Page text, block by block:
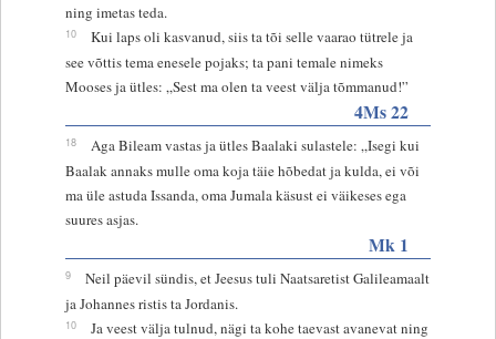
ning imetas teda.
10
Kui laps oli kasvanud, siis ta tõi selle vaarao tütrele ja
see võttis tema enesele pojaks; ta pani temale nimeks
Mooses ja ütles: „Sest ma olen ta veest välja tõmmanud!”
4Ms 22
18
Aga Bileam vastas ja ütles Baalaki sulastele: „Isegi kui
Baalak annaks mulle oma koja täie hõbedat ja kulda, ei või
ma üle astuda Issanda, oma Jumala käsust ei väikeses ega
suures asjas.
Mk 1
9
Neil päevil sündis, et Jeesus tuli Naatsaretist Galileamaalt
ja Johannes ristis ta Jordanis.
10
Ja veest välja tulnud, nägi ta kohe taevast avanevat ning